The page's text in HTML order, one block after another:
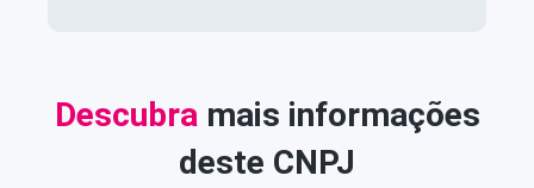
Descubramais informações
deste CNPJ